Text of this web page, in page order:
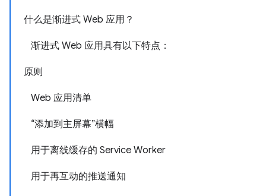
什么是渐进式 Web 应用？
渐进式 Web 应用具有以下特点：
原则
Web 应用清单
“添加到主屏幕”横幅
用于离线缓存的 Service Worker
用于再互动的推送通知